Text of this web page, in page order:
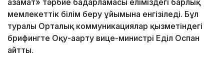
азамат» тәрбие бағдарламасы еліміздегі барлық
мемлекеттік білім беру ұйымына енгізіледі. Бұл
туралы Орталық коммуникациялар қызметіндегі
брифингте Оқу-ағарту вице-министрі Еділ Оспан
айтты.